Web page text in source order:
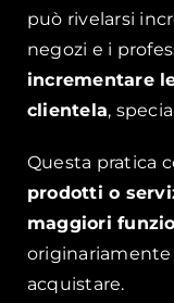
può rivelarsi
negozi e i
incrementare
clientela,
Questa pratica
prodotti o
maggiori
acquistare.